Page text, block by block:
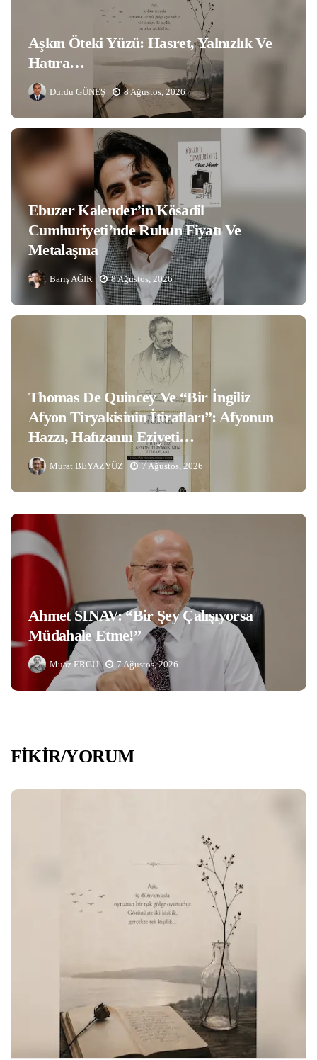
Aşkın Öteki Yüzü: Hasret, Yalnızlık Ve
Hatıra…
Durdu GÜNEŞ 8 Ağustos, 2026
Ebuzer Kalender’in Kösadil
Cumhuriyeti’nde Ruhun Fiyatı Ve
Metalaşma
Barış AĞIR 8 Ağustos, 2026
Thomas De Quincey Ve “Bir İngiliz
Afyon Tiryakisinin İtirafları”: Afyonun
Hazzı, Hafızanın Eziyeti…
Murat BEYAZYÜZ 7 Ağustos, 2026
Ahmet SINAV: “Bir Şey Çalışıyorsa
Müdahale Etme!”
Muaz ERGÜ 7 Ağustos, 2026
FİKİR/YORUM